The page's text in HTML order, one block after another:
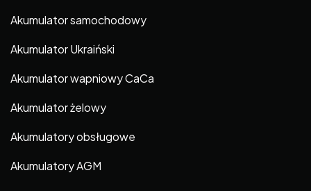
Akumulator samochodowy
Akumulator Ukraiński
Akumulator wapniowy CaCa
Akumulator żelowy
Akumulatory obsługowe
Akumulatory AGM